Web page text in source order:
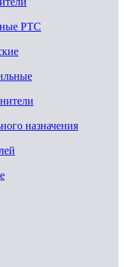
PTC
назначения